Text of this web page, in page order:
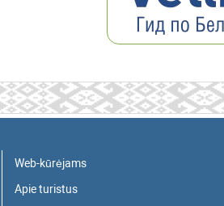
Web-kūrėjams
Apie turistus